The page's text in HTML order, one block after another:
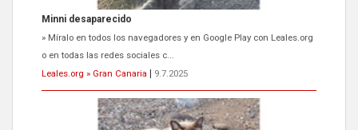
Siami Perdida
Se llama Siami,es hembra de 4 años,esterilizada con marca de
oreja,cariñosa,mimosa pero miedosa,e...
Leales.org » Gran Canaria
9.7.2025